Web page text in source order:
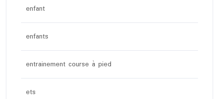
enfant
enfants
entrainement course à pied
ets